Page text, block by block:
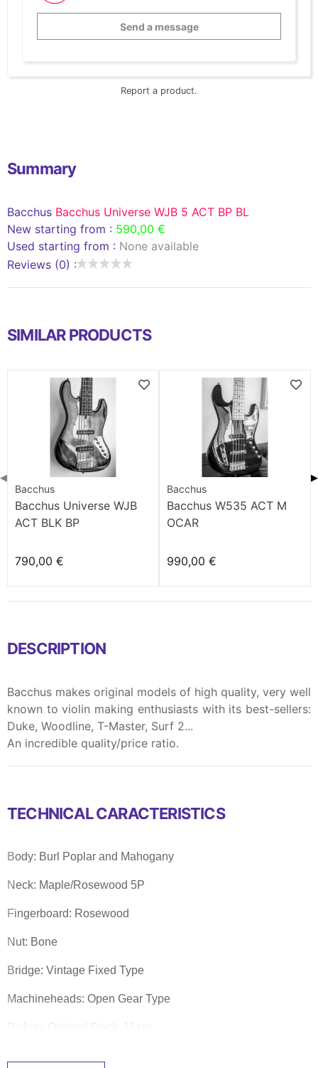
Send a message
Report a product.
Summary
Bacchus Bacchus Universe WJB 5 ACT BP BL
New starting from : 590,00 €
Used starting from : None available
Reviews (0) :
SIMILAR PRODUCTS
Bacchus
Bacchus Universe WJB
ACT BLK BP
790,00 €
Bacchus
Bacchus W535 ACT M
OCAR
990,00 €
◀ ▶
DESCRIPTION
Bacchus makes original models of high quality, very well
known to violin making enthusiasts with its best-sellers:
Duke, Woodline, T-Master, Surf 2...
An incredible quality/price ratio.
TECHNICAL CARACTERISTICS
Body: Burl Poplar and Mahogany
Neck: Maple/Rosewood 5P
Fingerboard: Rosewood
Nut: Bone
Bridge: Vintage Fixed Type
Machineheads: Open Gear Type
Pickup: Original Stack-JJ set